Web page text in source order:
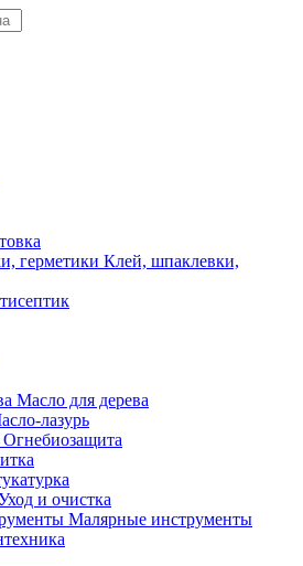
Клей, шпаклевки,
Масло для дерева
лазурь
Огнебиозащита
и очистка
Малярные инструменты